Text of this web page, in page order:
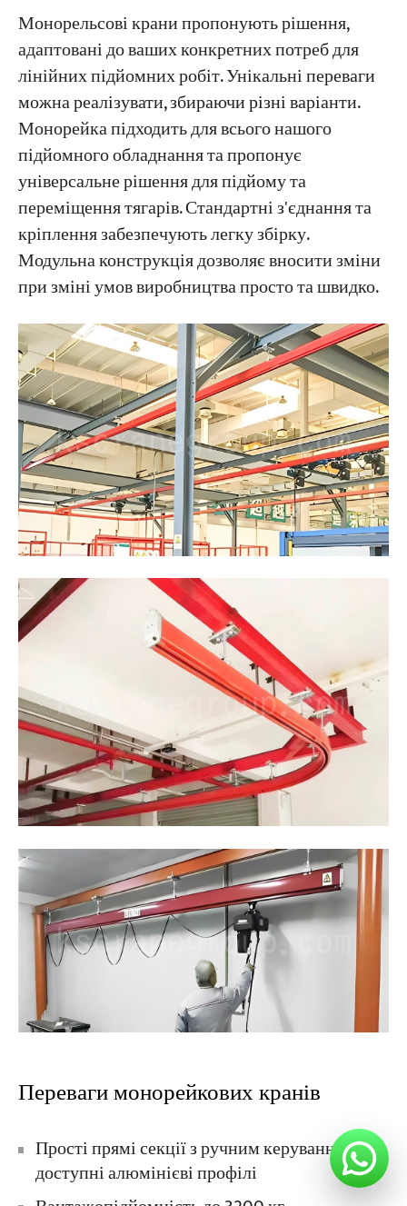
Монорельсові крани пропонують рішення,
адаптовані до ваших конкретних потреб для
лінійних підйомних робіт. Унікальні переваги
можна реалізувати, збираючи різні варіанти.
Монорейка підходить для всього нашого
підйомного обладнання та пропонує
універсальне рішення для підйому та
переміщення тягарів. Стандартні з'єднання та
кріплення забезпечують легку збірку.
Модульна конструкція дозволяє вносити зміни
при зміні умов виробництва просто та швидко.
Переваги монорейкових кранів
Прості прямі секції з ручним керуванням –
доступні алюмінієві профілі